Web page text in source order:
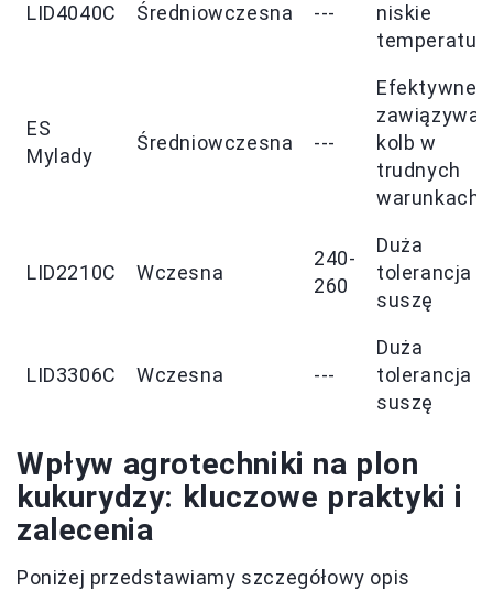
LID4040C Średniowczesna ---
niskie
ES
Mylady
Średniowczesna ---
Efektywne
kolb w
trudnych
warunkach
LID2210C Wczesna
240-
260
Duża
tolerancja
suszę
LID3306C Wczesna ---
Duża
tolerancja
suszę
Wpływ agrotechniki na plon
kukurydzy: kluczowe praktyki i
zalecenia
Poniżej przedstawiamy szczegółowy opis